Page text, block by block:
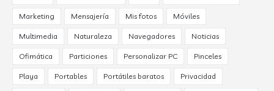
Marketing Mensajería Mis fotos Móviles
Multimedia Naturaleza Navegadores Noticias
Ofimática Particiones Personalizar PC Pinceles
Playa Portables Portátiles baratos Privacidad